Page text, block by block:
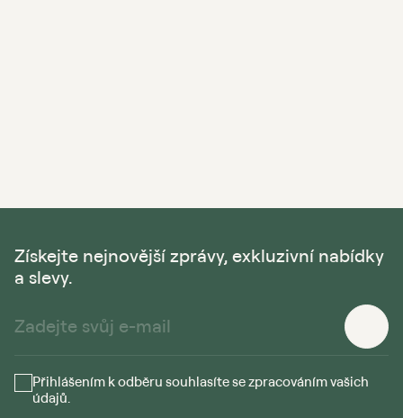
Získejte nejnovější zprávy, exkluzivní nabídky
a slevy.
Přihlášením k odběru souhlasíte se zpracováním vašich
údajů.